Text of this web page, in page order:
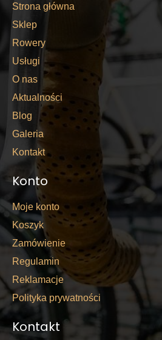
Strona główna
Sklep
Rowery
Usługi
O nas
Aktualności
Blog
Galeria
Kontakt
Konto
Moje konto
Koszyk
Zamówienie
Regulamin
Reklamacje
Polityka prywatności
Kontakt